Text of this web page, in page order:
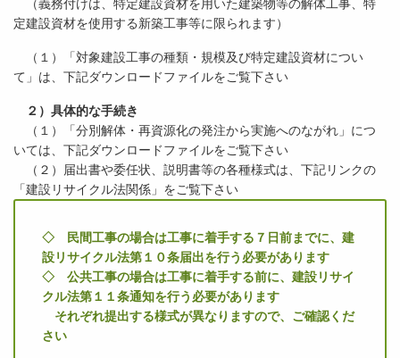
（義務付けは、特定建設資材を用いた建築物等の解体工事、特
定建設資材を使用する新築工事等に限られます）
（１）「対象建設工事の種類・規模及び特定建設資材につい
て」は、下記ダウンロードファイルをご覧下さい
２）具体的な手続き
（１）「分別解体・再資源化の発注から実施へのながれ」につ
いては、下記ダウンロードファイルをご覧下さい
（２）届出書や委任状、説明書等の各種様式は、下記リンクの
「建設リサイクル法関係」をご覧下さい
◇ 民間工事の場合は工事に着手する７日前までに、建
設リサイクル法第１０条届出を行う必要があります
◇ 公共工事の場合は工事に着手する前に、建設リサイ
クル法第１１条通知を行う必要があります
それぞれ提出する様式が異なりますので、ご確認くだ
さい